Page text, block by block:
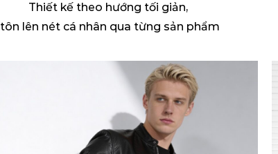
Thiết kế theo hướng tối giản,
tôn lên nét cá nhân qua từng sản phẩm